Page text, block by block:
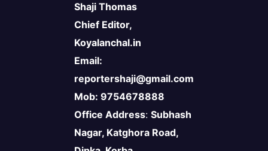
Shaji Thomas
Chief Editor,
Koyalanchal.in
Email:
reportershaji@gmail.com
Mob: 9754678888
Office Address: Subhash
Nagar, Katghora Road,